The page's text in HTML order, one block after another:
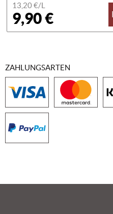
13,20 €/L
9,90 €
ZAHLUNGSARTEN